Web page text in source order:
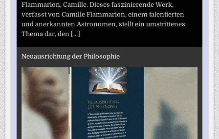
Flammarion, Camille. Dieses faszinierende Werk,
verfasst von Camille Flammarion, einem talentierten
und anerkannten Astronomen, stellt ein umstrittenes
Thema dar, den
[...]
Neuausrichtung der Philosophie